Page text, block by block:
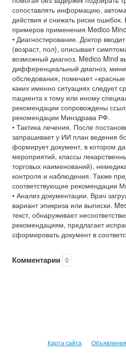
сопоставлять информацию,
действия и снижать риски ошибок.
примеров применения Medico
• Диагностирование. Доктор
(возраст, пол), описывает
возможный диагноз. Medico Mind
дифференциальный диагноз,
обследования, помечает
каких именно ситуациях следует
пациента к тому или иному
рекомендации сопровождены
рекомендации Минздрава РФ.
• Тактика лечения. После
запрашивает у ИИ план ведения
формирует документ, в котором
мероприятий, классы
торговых наименований),
контроля и наблюдения. Также
соответствующие рекомендации
• Анализ документации. Врач
вариант эпикриза или выписки.
текст, обнаруживает
рекомендациям, предлагает
сформировать документ в
Комментарии 0
Карта сайта Объявления